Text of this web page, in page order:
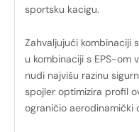
sportsku kacigu.
Zahvaljujući kombinaciji
u kombinaciji s EPS-om
nudi najvišu razinu
spojler optimizira profil
ograničio aerodinamički